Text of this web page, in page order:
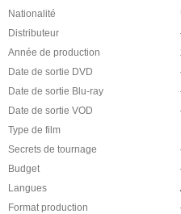
Nationalité
Distributeur
Année de production
Date de sortie DVD
Date de sortie Blu-ray
Date de sortie VOD
Type de film
Secrets de tournage
Budget
Langues
Format production